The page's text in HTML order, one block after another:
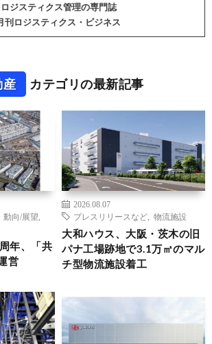
ロジスティクス管理の専門誌
刊ロジスティクス・ビジネス
産 カテゴリの最新記事
動向/展望
年、「共
営
2026.08.07
プレスリリースなど
物流施設
大和ハウス、大阪・茨木の旧
パナ工場跡地で3.1万㎡のマル
チ型物流施設着工